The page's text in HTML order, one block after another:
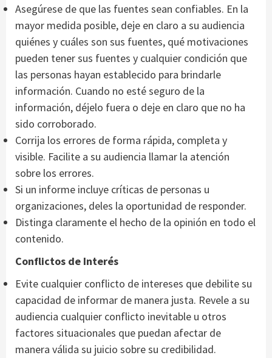
Asegúrese de que las fuentes sean confiables. En la
mayor medida posible, deje en claro a su audiencia
quiénes y cuáles son sus fuentes, qué motivaciones
pueden tener sus fuentes y cualquier condición que
las personas hayan establecido para brindarle
información. Cuando no esté seguro de la
información, déjelo fuera o deje en claro que no ha
sido corroborado.
Corrija los errores de forma rápida, completa y
visible. Facilite a su audiencia llamar la atención
sobre los errores.
Si un informe incluye críticas de personas u
organizaciones, deles la oportunidad de responder.
Distinga claramente el hecho de la opinión en todo el
contenido.
Conflictos de Interés
Evite cualquier conflicto de intereses que debilite su
capacidad de informar de manera justa. Revele a su
audiencia cualquier conflicto inevitable u otros
factores situacionales que puedan afectar de
manera válida su juicio sobre su credibilidad.